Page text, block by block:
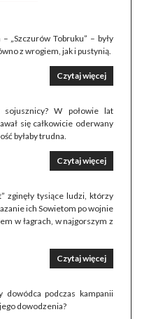
„Szczurów Tobruku” – były
z wrogiem, jak i pustynią.
Czytaj więcej
W połowie lat
się całkowicie oderwany
byłaby trudna.
Czytaj więcej
zginęły tysiące ludzi, którzy
ich Sowietom po wojnie
w łagrach, w najgorszym z
Czytaj więcej
dowódca podczas kampanii
dowodzenia?